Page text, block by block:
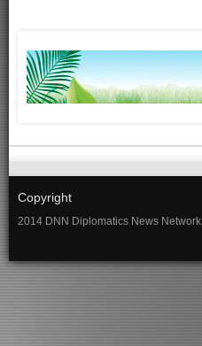
Copyright
2014 DNN Diplomatics News Network